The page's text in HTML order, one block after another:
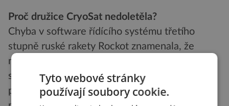
Proč družice CryoSat nedoletěla?
Chyba v software řídícího systému třetího
stupně ruské rakety Rockot znamenala, že
nebyl vydán povel k vypojení motoru druhého
stupně ve stanoveném okamžiku. Ten následně
pracoval až do úplného vypotřebování všech
Tyto webové stránky
používají soubory cookie.